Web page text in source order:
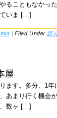
ることもなかっ
いま […]
| Filed Under読
屋
ます。多分、1
あまり行く機会
数ヶ […]